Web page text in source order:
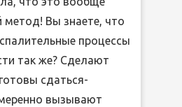
метод! Вы знаете, что
процессы
так же? Сделают
сдаться-
вызывают